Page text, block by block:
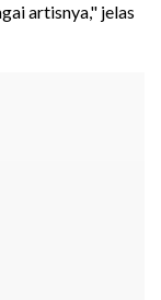
artisnya," jelas